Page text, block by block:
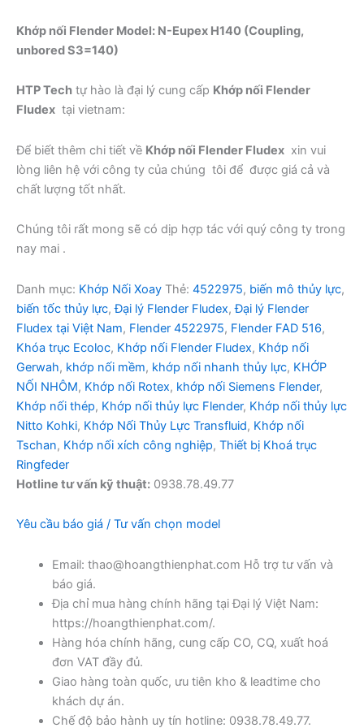
Khớp nối Flender Model: N-Eupex H140 (Coupling,
unbored S3=140)
HTP Tech tự hào là đại lý cung cấp Khớp nối Flender
Fludex tại vietnam:
Để biết thêm chi tiết về Khớp nối Flender Fludex xin vui
lòng liên hệ với công ty của chúng tôi để được giá cả và
chất lượng tốt nhất.
Chúng tôi rất mong sẽ có dịp hợp tác với quý công ty trong
nay mai .
Danh mục: Khớp Nối Xoay Thẻ: 4522975, biến mô thủy lực,
biến tốc thủy lực,Đại lý Flender Fludex,Đại lý Flender
Fludex tại Việt Nam, Flender 4522975, Flender FAD 516,
Khóa trục Ecoloc, Khớp nối Flender Fludex, Khớp nối
Gerwah, khớp nối mềm, khớp nối nhanh thủy lực, KHỚP
NỐI NHÔM, Khớp nối Rotex, khớp nối Siemens Flender,
Khớp nối thép, Khớp nối thủy lực Flender, Khớp nối thủy lực
Nitto Kohki, Khớp Nối Thủy Lực Transfluid, Khớp nối
Tschan, Khớp nối xích công nghiệp, Thiết bị Khoá trục
Ringfeder
Hotline tư vấn kỹ thuật: 0938.78.49.77
Yêu cầu báo giá / Tư vấn chọn model
Email: thao@hoangthienphat.com Hỗ trợ tư vấn và
báo giá.
Địa chỉ mua hàng chính hãng tại Đại lý Việt Nam:
https://hoangthienphat.com/.
Hàng hóa chính hãng, cung cấp CO, CQ, xuất hoá
đơn VAT đầy đủ.
Giao hàng toàn quốc, ưu tiên kho & leadtime cho
khách dự án.
Chế độ bảo hành uy tín hotline: 0938.78.49.77.